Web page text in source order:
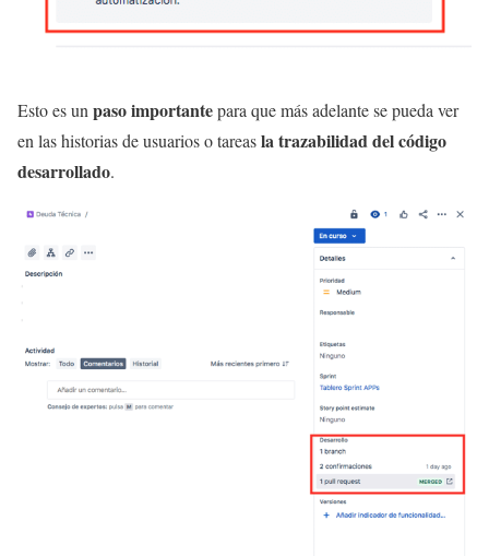
Esto es un paso importantepara que más adelante se pueda ver
en las historias de usuarios o tareasla trazabilidad del código
desarrollado.